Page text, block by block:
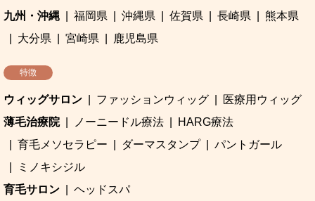
九州・沖縄
福岡県 沖縄県 佐賀県 長崎県
熊本県
大分県
宮崎県 鹿児島県
特徴
ウィッグサロン ファッションウィッグ
医療用ウィッグ
薄毛治療院
ノーニードル療法
HARG療法
育毛メソセラピー
ダーマスタンプ
パントガール
ミノキシジル
育毛サロン
ヘッドスパ